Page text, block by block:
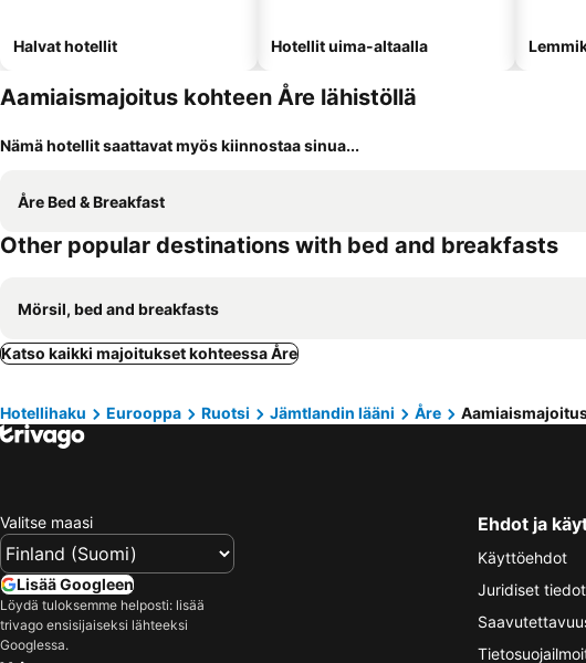
Halvat hotellit Hotellit uima-altaalla
Aamiaismajoitus kohteen Åre lähistöllä
Nämä hotellit saattavat myös kiinnostaa sinua...
Åre Bed & Breakfast
Other popular destinations with bed and breakfasts
Mörsil, bed and breakfasts
Katso kaikki majoitukset kohteessa Åre
Hotellihaku Eurooppa Ruotsi Jämtlandin lääni Åre
Valitse maasi
Lisää Googleen
Löydä tuloksemme helposti: lisää
trivago ensisijaiseksi lähteeksi
Googlessa.
Ehdot ja
Käyttöehdot
Juridiset tiedot